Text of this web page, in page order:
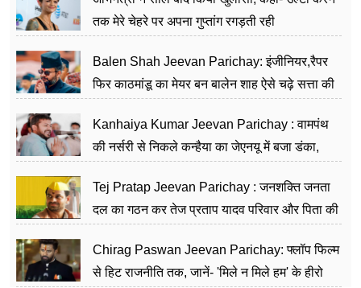
तक मेरे चेहरे पर अपना गुप्तांग रगड़ती रही
Balen Shah Jeevan Parichay: इंजीनियर,रैपर
फिर काठमांडू का मेयर बन बालेन शाह ऐसे चढ़े सत्ता की
Kanhaiya Kumar Jeevan Parichay : वामपंथ
की नर्सरी से निकले कन्हैया का जेएनयू में बजा डंका,
Tej Pratap Jeevan Parichay : जनशक्ति जनता
दल का गठन कर तेज प्रताप यादव परिवार और पिता की
Chirag Paswan Jeevan Parichay: फ्लॉप फिल्म
से हिट राजनीति तक, जानें- 'मिले न मिले हम' के हीरो